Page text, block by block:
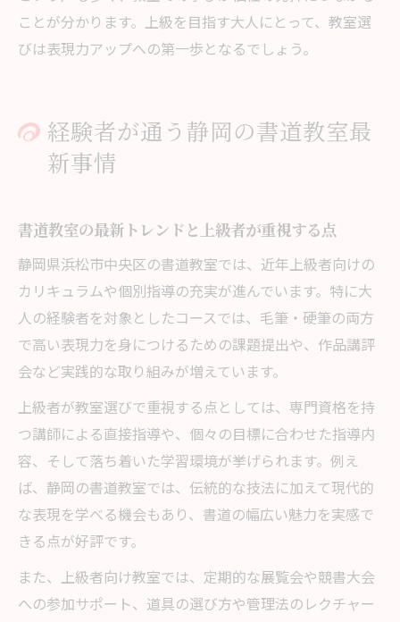
ことが分かります。上級を目指す大人にとって、教室選
びは表現力アップへの第一歩となるでしょう。
経験者が通う静岡の書道教室最
新事情
書道教室の最新トレンドと上級者が重視する点
静岡県浜松市中央区の書道教室では、近年上級者向けの
カリキュラムや個別指導の充実が進んでいます。特に大
人の経験者を対象としたコースでは、毛筆・硬筆の両方
で高い表現力を身につけるための課題提出や、作品講評
会など実践的な取り組みが増えています。
上級者が教室選びで重視する点としては、専門資格を持
つ講師による直接指導や、個々の目標に合わせた指導内
容、そして落ち着いた学習環境が挙げられます。例え
ば、静岡の書道教室では、伝統的な技法に加えて現代的
な表現を学べる機会もあり、書道の幅広い魅力を実感で
きる点が好評です。
また、上級者向け教室では、定期的な展覧会や競書大会
への参加サポート、道具の選び方や管理法のレクチャー